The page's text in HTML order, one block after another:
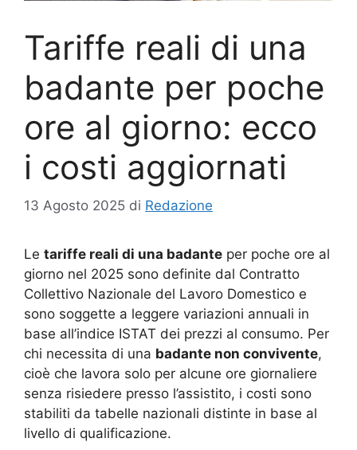
Tariffe reali di una
badante per poche
ore al giorno: ecco
i costi aggiornati
13 Agosto 2025 di Redazione
Le tariffe reali di una badante per poche ore al
giorno nel 2025 sono definite dal Contratto
Collettivo Nazionale del Lavoro Domestico e
sono soggette a leggere variazioni annuali in
base all’indice ISTAT dei prezzi al consumo. Per
chi necessita di una badante non convivente,
cioè che lavora solo per alcune ore giornaliere
senza risiedere presso l’assistito, i costi sono
stabiliti da tabelle nazionali distinte in base al
livello di qualificazione.